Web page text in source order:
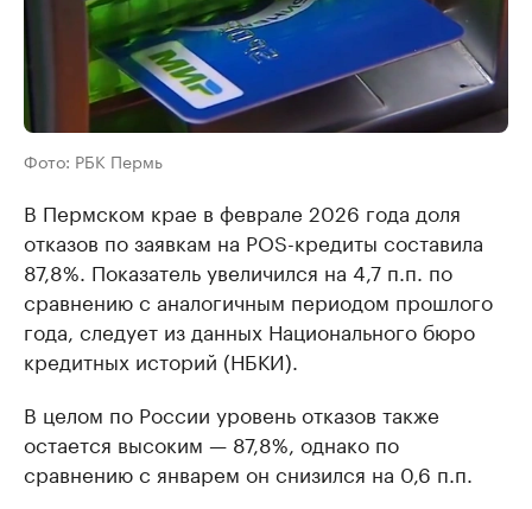
Фото: РБК Пермь
В Пермском крае в феврале 2026 года доля
отказов по заявкам на POS-кредиты составила
87,8%. Показатель увеличился на 4,7 п.п. по
сравнению с аналогичным периодом прошлого
года, следует из данных Национального бюро
кредитных историй (НБКИ).
В целом по России уровень отказов также
остается высоким — 87,8%, однако по
сравнению с январем он снизился на 0,6 п.п.